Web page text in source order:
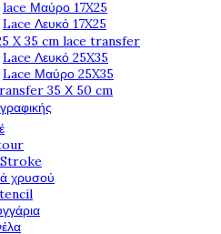
lace Μαύρο 17X25
Lace Λευκό 17X25
X 35 cm lace transfer
Lace Λευκό 25X35
Lace Μαύρο 25X35
35 Χ 50 cm
Stroke
χρυσού